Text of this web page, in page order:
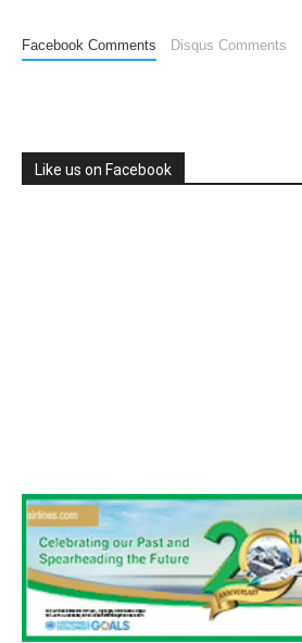
Facebook Comments Disqus Comments
Like us on Facebook